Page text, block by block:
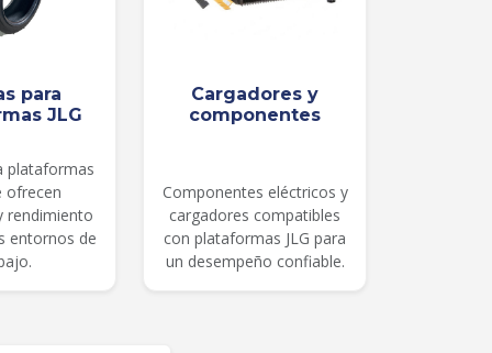
para
JLG
plataformas
ofrecen
rendimiento
entornos de
Cargadores y
componentes
Componentes eléctricos y
cargadores compatibles
con plataformas JLG para
un desempeño confiable.